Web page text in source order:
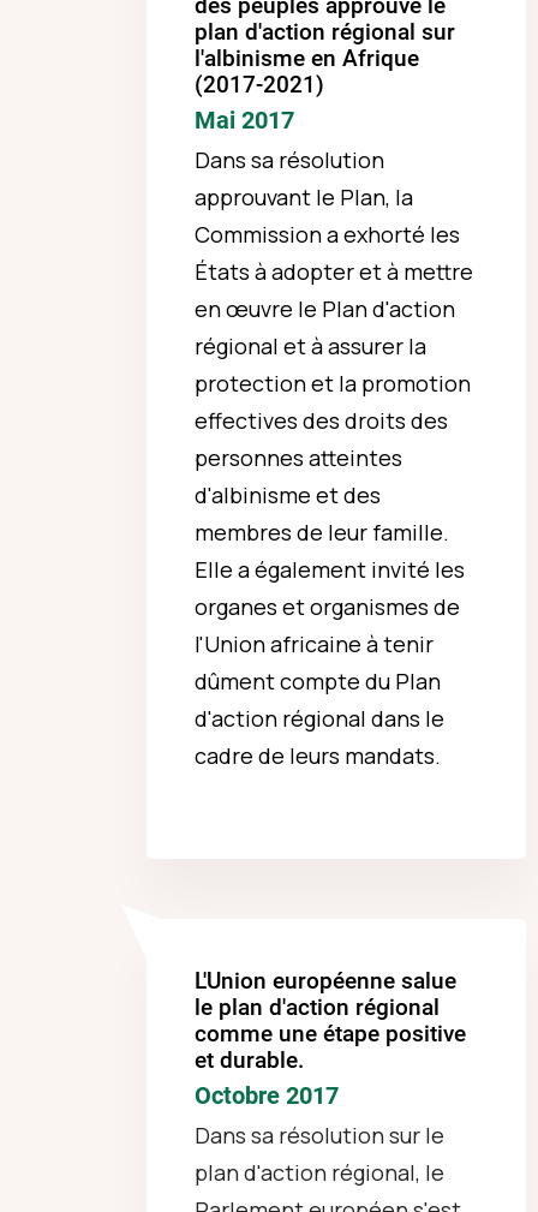
plan d'action régional sur
l'albinisme en Afrique
(2017-2021)
Mai 2017
Dans sa résolution
approuvant le Plan, la
Commission a exhorté les
États à adopter et à mettre
en œuvre le Plan d'action
régional et à assurer la
protection et la promotion
effectives des droits des
personnes atteintes
d'albinisme et des
membres de leur famille.
Elle a également invité les
organes et organismes de
l'Union africaine à tenir
dûment compte du Plan
d'action régional dans le
cadre de leurs mandats.
L'Union européenne salue
le plan d'action régional
comme une étape positive
et durable.
Octobre 2017
Dans sa résolution sur le
plan d'action régional, le